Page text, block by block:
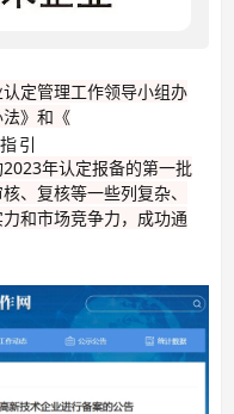
定管理工作领导小组办
》和《
引
年认定报备的第一批
、复核等一些列复杂、
和市场竞争力，成功通